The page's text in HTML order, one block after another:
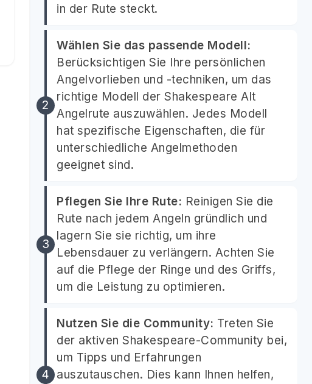
in der Rute steckt.
Wählen Sie das passende Modell:
Berücksichtigen Sie Ihre persönlichen
Angelvorlieben und -techniken, um das
richtige Modell der Shakespeare Alt
Angelrute auszuwählen. Jedes Modell
hat spezifische Eigenschaften, die für
unterschiedliche Angelmethoden
geeignet sind.
Pflegen Sie Ihre Rute: Reinigen Sie die
Rute nach jedem Angeln gründlich und
lagern Sie sie richtig, um ihre
Lebensdauer zu verlängern. Achten Sie
auf die Pflege der Ringe und des Griffs,
um die Leistung zu optimieren.
Nutzen Sie die Community: Treten Sie
der aktiven Shakespeare-Community bei,
um Tipps und Erfahrungen
auszutauschen. Dies kann Ihnen helfen,